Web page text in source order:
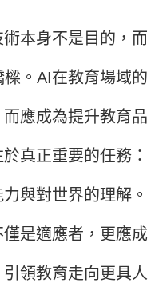
本身不是目的，而
。AI在教育場域的
應成為提升教育品
真正重要的任務：
與對世界的理解。
是適應者，更應成
領教育走向更具人